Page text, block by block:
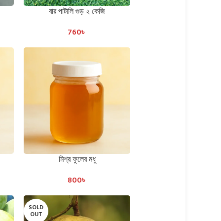
ADD TO CART
বার পাটালি গুড় ২ কেজি
760৳
ADD TO CART
মিশ্র ফুলের মধু
800৳
SOLD
OUT